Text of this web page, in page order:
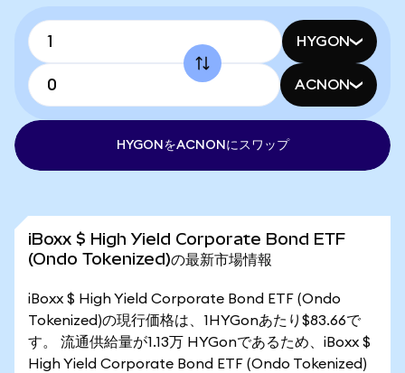
HYGON
ACNON
HYGONをACNONにスワップ
iBoxx $ High Yield Corporate Bond ETF
(Ondo Tokenized)の最新市場情報
iBoxx $ High Yield Corporate Bond ETF (Ondo
Tokenized)の現行価格は、1HYGonあたり$83.66で
す。 流通供給量が1.13万 HYGonであるため、iBoxx $
High Yield Corporate Bond ETF (Ondo Tokenized)